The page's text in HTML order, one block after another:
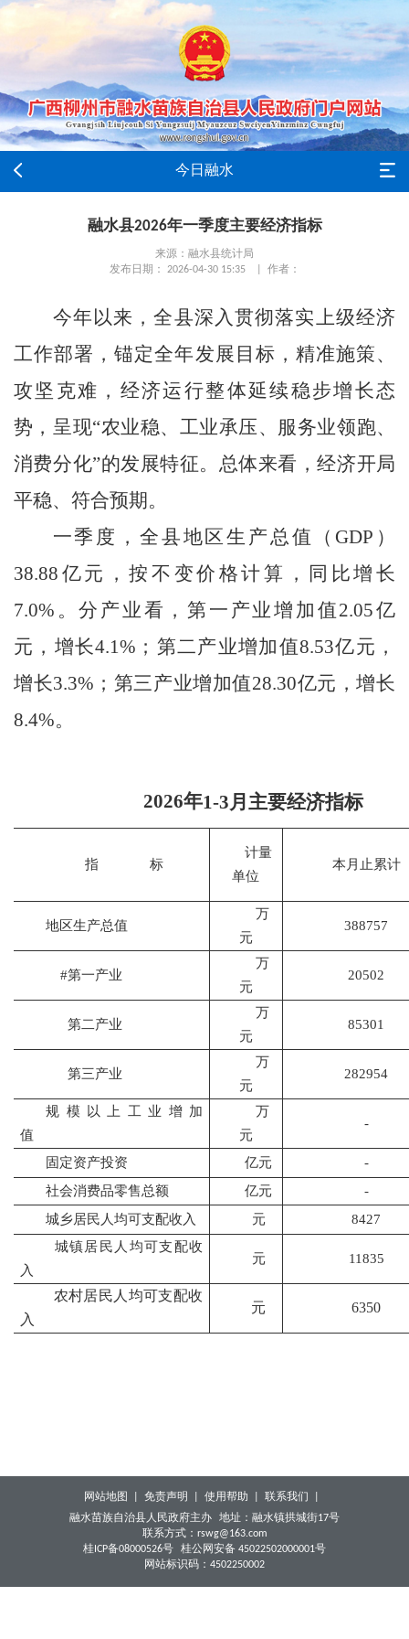
今日融水
融水县2026年一季度主要经济指标
来源：融水县统计局
发布日期： 2026-04-30 15:35 | 作者：
今年以来，全县深入贯彻落实上级经济
工作部署，锚定全年发展目标，精准施策、
攻坚克难，经济运行整体延续稳步增长态
势，呈现“农业稳、工业承压、服务业领跑、
消费分化”的发展特征。总体来看，经济开局
平稳、符合预期。
一季度，全县地区生产总值（ GDP ）
38.88 亿元，按不变价格计算，同比增长
7.0% 。分产业看，第一产业增加值2.05亿
元，增长4.1% ；第二产业增加值8.53亿元，
增长3.3% ；第三产业增加值28.30亿元，增长
8.4%。
2026年1-3 月主要经济指标
指 标
计量
单位
本月止累计
地区生产总值
万
元
388757
#第一产业
万
元
20502
第二产业
万
元
85301
第三产业
万
元
282954
规模以上工业增加
值
万
元
-
固定资产投资 亿元
-
社会消费品零售总额
亿元
-
城乡居民人均可支配收入
元
8427
城镇居民人均可支配收
入
元 11835
农村居民人均可支配收
入
元 6350
网站地图 | 免责声明 | 使用帮助 | 联系我们 |
融水苗族自治县人民政府主办
地址：融水镇拱城街17号
联系方式：rswg@163.com
桂ICP备08000526号
桂公网安备 45022502000001号
网站标识码：4502250002